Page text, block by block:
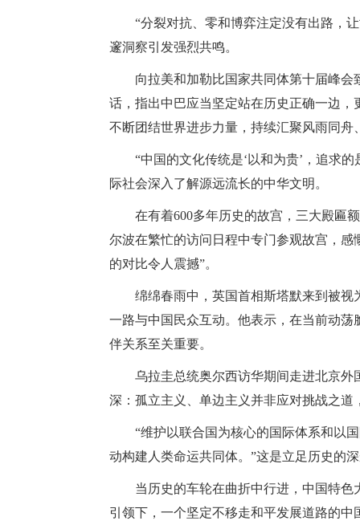
“分裂对抗、零和博弈注定没有出路，
邃洞察引发强烈共鸣。
向拉美和加勒比国家共同体第十届峰
话，指出中巴应当坚定站在历史正确一边
不断团结世界进步力量，持续汇聚风雨同舟
“中国的文化传统是‘以和为贵’，追求
际社会深入了解源远流长的中华文明。
在有着600多年历史的故宫，三大殿匾
尔波在繁忙的访问日程中专门参观故宫，
的对比令人震撼”。
绵绵春雨中，英国首相斯塔默来到被
一路与中国民众互动。他表示，在当前动
伴关系至关重要。
乌拉圭总统奥尔西访华期间走进北京
深：孤立主义、单边主义并非应对挑战之
“维护以联合国为核心的国际体系和以
动构建人类命运共同体。”这是立足历史的
当历史的车轮在曲折中行进，中国特
引领下，一个坚定不移走和平发展道路的